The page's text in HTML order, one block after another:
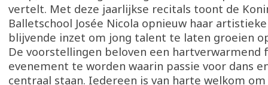
vertelt. Met deze jaarlijkse recitals toont de
Balletschool Josée Nicola opnieuw haar
blijvende inzet om jong talent te laten groeien
De voorstellingen beloven een hartverwarmend
evenement te worden waarin passie voor dans
centraal staan. Iedereen is van harte welkom om